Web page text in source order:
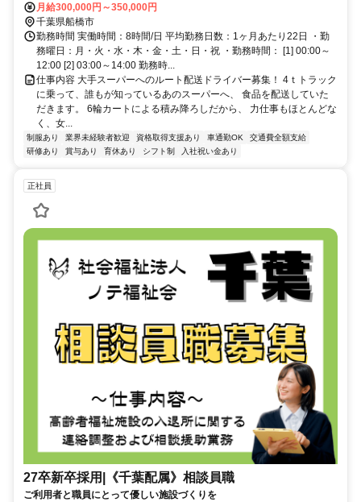
口徒歩約25分、ＪＲ京葉線 新習志野北口徒歩約31分
月給300,000円～350,000円
千葉県船橋市
勤務時間 実働時間：8時間/日 平均勤務日数：1ヶ月あたり22日 ・勤
務曜日：月・火・水・木・金・土・日・祝 ・勤務時間： [1] 00:00～
12:00 [2] 03:00～14:00 勤務時...
仕事内容 大手スーパーへのルート配送ドライバー募集！ 4ｔトラック
に乗って、誰もが知っているあのスーパーへ、 食品を配送していた
だきます。 6輪カートによる積み降ろしだから、 力仕事もほとんどな
く、女...
制服あり 業界未経験者歓迎 資格取得支援あり 車通勤OK
交通費全額支給
研修あり
賞与あり 育休あり シフト制 入社祝い金あり
正社員
27卒新卒採用|《千葉配属》相談員職
ご利用者と職員にとって優しい施設づくりを